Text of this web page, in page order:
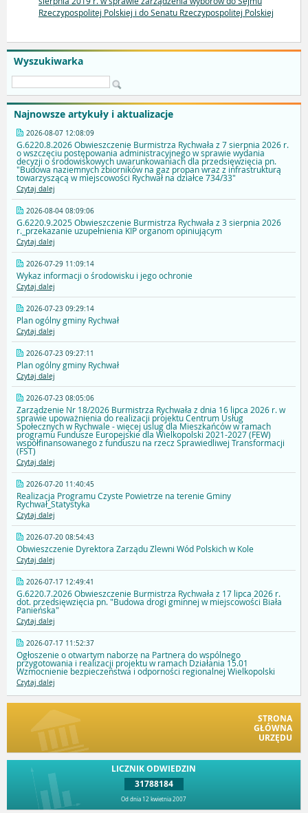
Wyszukiwarka
Najnowsze artykuły i aktualizacje
2026-08-07 12:08:09
G.6220.8.2026 Obwieszczenie Burmistrza Rychwała z 7 sierpnia 2026 r.
o wszczęciu postępowania administracyjnego w sprawie wydania
decyzji o środowiskowych uwarunkowaniach dla przedsięwzięcia pn.
"Budowa naziemnych zbiorników na gaz propan wraz z infrastrukturą
towarzyszącą w miejscowości Rychwał na działce 734/33"
Czytaj dalej
2026-08-04 08:09:06
G.6220.9.2025 Obwieszczenie Burmistrza Rychwała z 3 sierpnia 2026
r._przekazanie uzupełnienia KIP organom opiniującym
Czytaj dalej
2026-07-29 11:09:14
Wykaz informacji o środowisku i jego ochronie
Czytaj dalej
2026-07-23 09:29:14
Plan ogólny gminy Rychwał
Czytaj dalej
2026-07-23 09:27:11
Plan ogólny gminy Rychwał
Czytaj dalej
2026-07-23 08:05:06
Zarządzenie Nr 18/2026 Burmistrza Rychwała z dnia 16 lipca 2026 r. w
sprawie upoważnienia do realizacji projektu Centrum Usług
Społecznych w Rychwale - więcej uslug dla Mieszkańców w ramach
programu Fundusze Europejskie dla Wielkopolski 2021-2027 (FEW)
współfinansowanego z funduszu na rzecz Sprawiedliwej Transformacji
(FST)
Czytaj dalej
2026-07-20 11:40:45
Realizacja Programu Czyste Powietrze na terenie Gminy
Rychwał_Statystyka
Czytaj dalej
2026-07-20 08:54:43
Obwieszczenie Dyrektora Zarządu Zlewni Wód Polskich w Kole
Czytaj dalej
2026-07-17 12:49:41
G.6220.7.2026 Obwieszczenie Burmistrza Rychwała z 17 lipca 2026 r.
dot. przedsięwzięcia pn. "Budowa drogi gminnej w miejscowości Biała
Panieńska"
Czytaj dalej
2026-07-17 11:52:37
Ogłoszenie o otwartym naborze na Partnera do wspólnego
przygotowania i realizacji projektu w ramach Działania 15.01
Wzmocnienie bezpieczeństwa i odporności regionalnej Wielkopolski
Czytaj dalej
STRONA
GŁÓWNA
URZĘDU
LICZNIK ODWIEDZIN
31788184
Od dnia 12 kwietnia 2007
Rzeczypospolitej Polskiej i do Senatu Rzeczypospolitej Polskiej